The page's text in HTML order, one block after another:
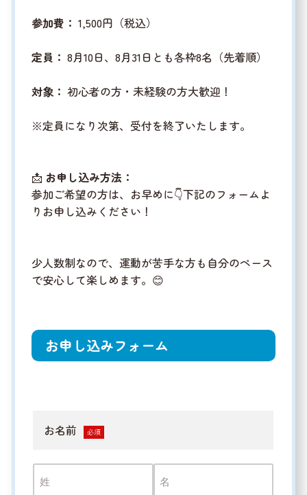
参加費： 1,500円（税込）
定員 ： 8月10日、8月31日とも各枠8名（先着順）
対象： 初心者の方・未経験の方大歓迎！
※定員になり次第、受付を終了いたします。
📩 お申し込み方法：
参加ご希望の方は、お早めに👇下記のフォームよ
りお申し込みください！
少人数制なので、運動が苦手な方も自分のペース
で安心して楽しめます。😊
お申し込みフォーム
お名前 必須